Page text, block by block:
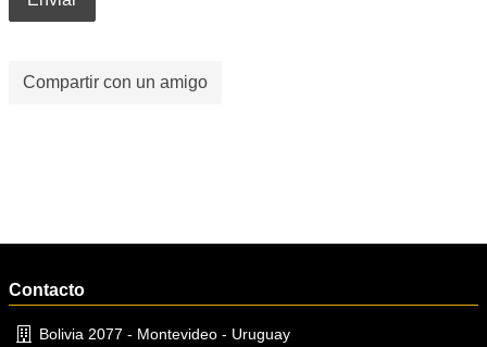
Compartir con un amigo
Contacto
Bolivia 2077 - Montevideo - Uruguay